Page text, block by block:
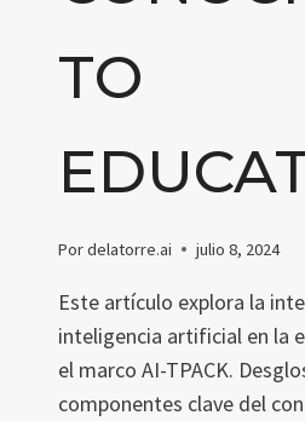
TO
Pordelatorre.ai julio 8, 2024
Este artículo explora la
inteligencia artificial en la
el marco AI-TPACK.
componentes clave del